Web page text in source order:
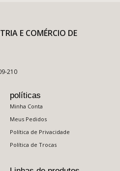
E COMÉRCIO DE
210
políticas
Minha Conta
Meus Pedidos
Política de Privacidade
Política de Trocas